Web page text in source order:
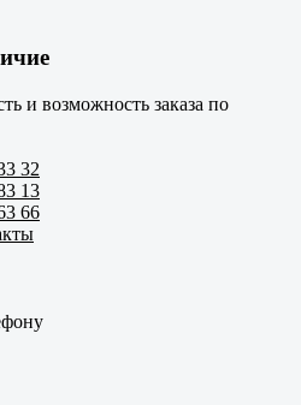
и возможность заказа по
32
13
66